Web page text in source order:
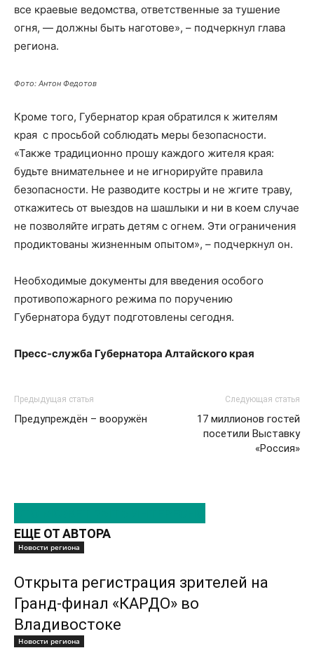
все краевые ведомства, ответственные за тушение
огня, — должны быть наготове», – подчеркнул глава
региона.
Фото: Антон Федотов
Кроме того, Губернатор края обратился к жителям
края с просьбой соблюдать меры безопасности.
«Также традиционно прошу каждого жителя края:
будьте внимательнее и не игнорируйте правила
безопасности. Не разводите костры и не жгите траву,
откажитесь от выездов на шашлыки и ни в коем случае
не позволяйте играть детям с огнем. Эти ограничения
продиктованы жизненным опытом», – подчеркнул он.
Необходимые документы для введения особого
противопожарного режима по поручению
Губернатора будут подготовлены сегодня.
Пресс-служба Губернатора Алтайского края
Предыдущая статья
Предупреждён – вооружён
Следующая статья
17 миллионов гостей
посетили Выставку
«Россия»
ЕЩЕ ОТ АВТОРА
Новости региона
Открыта регистрация зрителей на
Гранд-финал «КАРДО» во
Владивостоке
Новости региона